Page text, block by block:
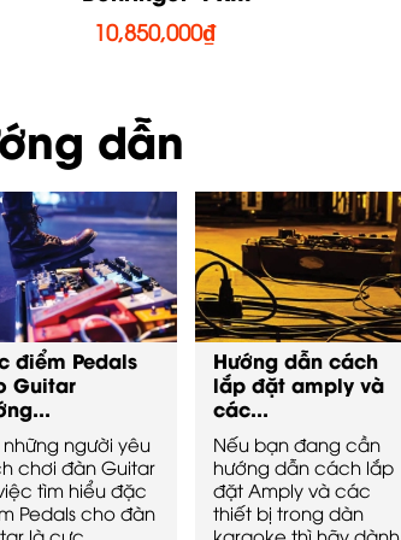
10,850,000₫
dẫn
điểm Pedals
Guitar
người yêu
chơi đàn Guitar
tìm hiểu đặc
Pedals cho đàn
là cực...
Hướng dẫn cách
lắp đặt amply và
các...
Nếu bạn đang cần
hướng dẫn cách lắp
đặt Amply và các
thiết bị trong dàn
karaoke thì hãy dành